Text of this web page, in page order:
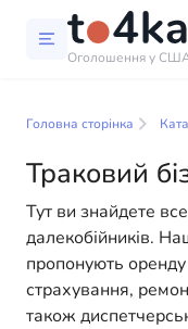
Оголошення у
У нашому каталозі
широкий вибір
допомогти людям
пропонуємо
так і для
Америці більш
професійних
допомоги — у нас є
Головна сторінка
Траковий
Тут ви знайдете
далекобійників.
пропонують
страхування,
також